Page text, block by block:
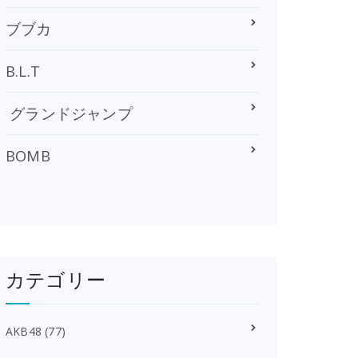
ブブカ
B.L.T
グランドジャンプ
BOMB
カテゴリー
AKB48 (77)